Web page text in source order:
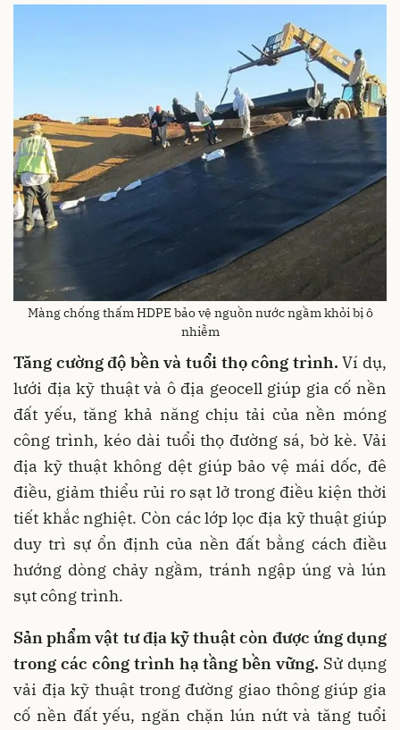
Màng chống thấm HDPE bảo vệ nguồn nước ngầm khỏi bị ô
nhiễm
Tăng cường độ bền và tuổi thọ công trình.Ví dụ,
lưới địa kỹ thuật và ô địa geocell giúp gia cố nền
đất yếu, tăng khả năng chịu tải của nền móng
công trình, kéo dài tuổi thọ đường sá, bờ kè. Vải
địa kỹ thuật không dệt giúp bảo vệ mái dốc, đê
điều, giảm thiểu rủi ro sạt lở trong điều kiện thời
tiết khắc nghiệt. Còn các lớp lọc địa kỹ thuật giúp
duy trì sự ổn định của nền đất bằng cách điều
hướng dòng chảy ngầm, tránh ngập úng và lún
sụt công trình.
Sản phẩm vật tư địa kỹ thuật còn được ứng dụng
trong các công trình hạ tầng bền vững. Sử dụng
vải địa kỹ thuật trong đường giao thông giúp gia
cố nền đất yếu, ngăn chặn lún nứt và tăng tuổi